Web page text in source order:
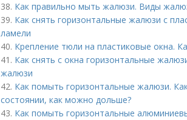
38. Как правильно мыть жалюзи. Виды
39. Как снять горизонтальные жалюзи с
ламели
40. Крепление тюли на пластиковые окна.
41. Как снять с окна горизонтальные
жалюзи
42. Как помыть горизонтальные жалюзи.
состоянии, как можно дольше?
43. Как помыть горизонтальные